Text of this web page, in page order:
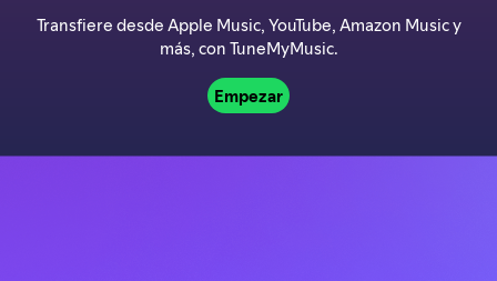
Transfiere desde Apple Music, YouTube, Amazon Music y
más, con TuneMyMusic.
Empezar